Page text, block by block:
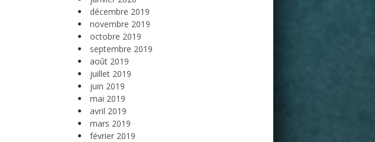
décembre 2019
novembre 2019
octobre 2019
septembre 2019
août 2019
juillet 2019
juin 2019
mai 2019
avril 2019
mars 2019
février 2019